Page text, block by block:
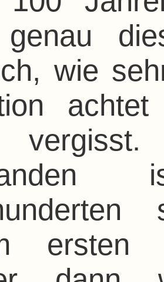
wie
ersten